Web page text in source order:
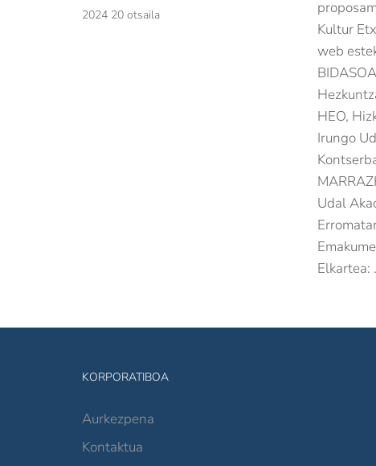
2024 20 otsaila
Kultur
web
HEO,
Irungo
Udal
Elkartea:
KORPORATIBOA
Aurkezpena
Kontaktua